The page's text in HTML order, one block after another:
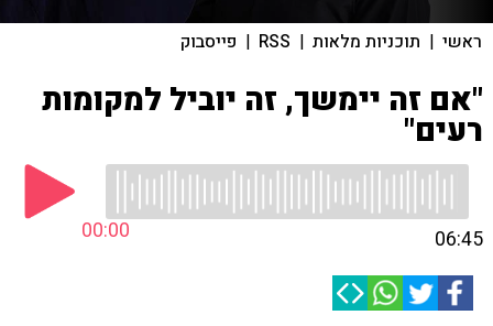
ראשי | תוכניות מלאות |
RSS
| פייסבוק
"אם זה יימשך, זה יוביל למקומות
רעים"
00:00 06:45